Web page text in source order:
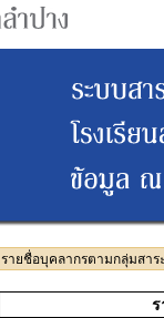
รายชื่อบุคลากรตามกลุ่มสาร